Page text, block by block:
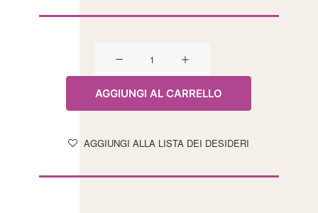
DI
IGT
quantità
AGGIUNGI AL CARRELLO
AGGIUNGI ALLA LISTA DEI DESIDERI